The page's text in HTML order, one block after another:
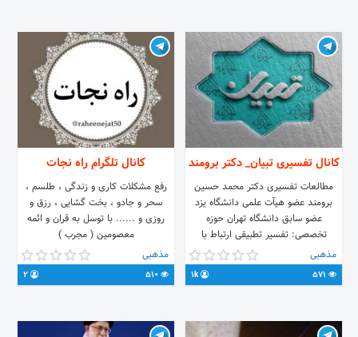
کانال تفسیری تبیان_ دکتر برومند
مطالعات تفسیری دکتر محمد حسین
برومند عضو هیآت علمی دانشگاه یزد
عضو سابق دانشگاه تهران حوزه
تخصصی: تفسیر تطبیقی ارتباط با
ادمین: @mhb1370 اینستاگرام:
https://instagram.com/tebian1400
توئیتر:
مذهبی
1k
کانال تلگرام راه نجات
رفع مشکلات کاری و زندگی ، طلسم ،
سحر و جادو ، بخت گشایی ، رزق و
روزی و ...... با توسل به قران و ائمه
معصومین ( مجرب )
مذهبی